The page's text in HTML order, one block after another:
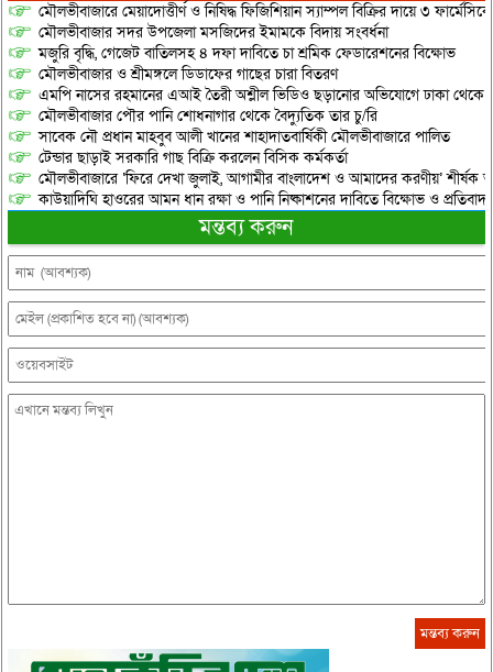
মৌলভীবাজারে মেয়াদোত্তীর্ণ ও নিষিদ্ধ ফিজিশিয়ান স্যাম্পল বিক্রির দায়ে ৩
মৌলভীবাজার সদর উপজেলা মসজিদের ইমামকে বিদায় সংবর্ধনা
মজুরি বৃদ্ধি, গেজেট বাতিলসহ ৪ দফা দাবিতে চা শ্রমিক ফেডারেশনের বিক্ষোভ
মৌলভীবাজার ও শ্রীমঙ্গলে ডিডাফের গাছের চারা বিতরণ
এমপি নাসের রহমানের এআই তৈরী অশ্লীল ভিডিও ছড়ানোর অভিযোগে ঢাকা থেকে
মৌলভীবাজার পৌর পানি শোধনাগার থেকে বৈদ্যুতিক তার চু/রি
সাবেক নৌ প্রধান মাহবুব আলী খানের শাহাদাতবার্ষিকী মৌলভীবাজারে পালিত
টেন্ডার ছাড়াই সরকারি গাছ বিক্রি করলেন বিসিক কর্মকর্তা
মৌলভীবাজারে ‘ফিরে দেখা জুলাই, আগামীর বাংলাদেশ ও আমাদের করণীয়’ শীর্ষক
কাউয়াদিঘি হাওরের আমন ধান রক্ষা ও পানি নিষ্কাশনের দাবিতে বিক্ষোভ ও
মন্তব্য করুন